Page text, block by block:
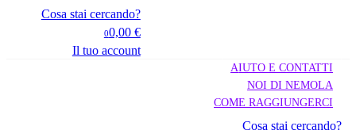
Cosa stai cercando?
00,00 €
Il tuo account
AIUTO E CONTATTI
NOI DI NEMOLA
COME RAGGIUNGERCI
Cosa stai cercando?